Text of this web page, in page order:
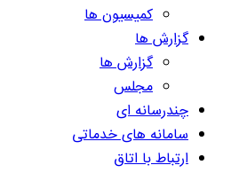
کمیسیون ها
گزارش ها
گزارش ها
مجلس
چندرسانه ای
سامانه های خدماتی
ارتباط با اتاق